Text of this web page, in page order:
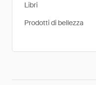
Libri
Prodotti di bellezza